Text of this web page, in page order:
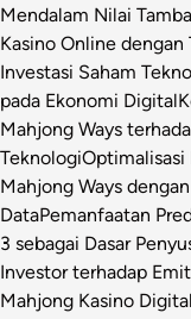
Mendalam Nilai
Kasino Online
Investasi Saham
pada Ekonomi Digital
Mahjong Ways
TeknologiOptimalisasi
Mahjong Ways
DataPemanfaatan
3 sebagai Dasar
Investor terhadap
Mahjong Kasino Digital